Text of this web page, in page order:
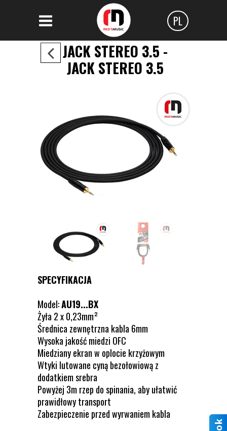
PL
Polski
JACK STEREO 3.5 -
JACK STEREO 3.5
SPECYFIKACJA
Model:AU19...BX
Żyła 2 x 0,23mm²
Średnica zewnętrzna kabla 6mm
Wysoka jakość miedzi OFC
Miedziany ekran w oplocie krzyżowym
Wtyki lutowane cyną bezołowiową z
dodatkiem srebra
Powyżej 3m rzep do spinania, aby ułatwić
prawidłowy transport
Zabezpieczenie przed wyrwaniem kabla